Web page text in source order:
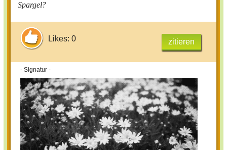
Spargel?
Likes: 0 zitieren
- Signatur -